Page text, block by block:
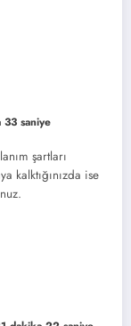
saniye
şartları
kalktığınızda ise